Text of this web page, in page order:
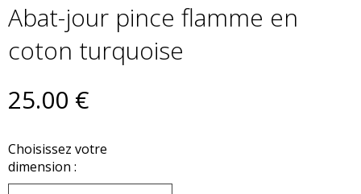
Abat-jour pince flamme en
coton turquoise
25.00 €
Choisissez votre
dimension :